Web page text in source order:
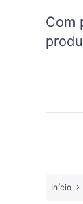
Com
Início